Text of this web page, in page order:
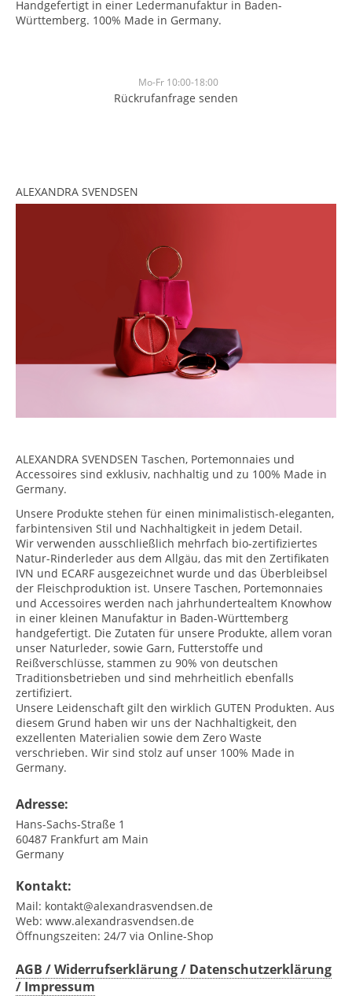
Handgefertigt in einer Ledermanufaktur in Baden-
Württemberg. 100% Made in Germany.
Mo-Fr 10:00-18:00
Rückrufanfrage senden
ALEXANDRA SVENDSEN
ALEXANDRA SVENDSEN Taschen, Portemonnaies und
Accessoires sind exklusiv, nachhaltig und zu 100% Made in
Germany.
Unsere Produkte stehen für einen minimalistisch-eleganten,
farbintensiven Stil und Nachhaltigkeit in jedem Detail.
Wir verwenden ausschließlich mehrfach bio-zertifiziertes
Natur-Rinderleder aus dem Allgäu, das mit den Zertifikaten
IVN und ECARF ausgezeichnet wurde und das Überbleibsel
der Fleischproduktion ist. Unsere Taschen, Portemonnaies
und Accessoires werden nach jahrhundertealtem Knowhow
in einer kleinen Manufaktur in Baden-Württemberg
handgefertigt. Die Zutaten für unsere Produkte, allem voran
unser Naturleder, sowie Garn, Futterstoffe und
Reißverschlüsse, stammen zu 90% von deutschen
Traditionsbetrieben und sind mehrheitlich ebenfalls
zertifiziert.
Unsere Leidenschaft gilt den wirklich GUTEN Produkten. Aus
diesem Grund haben wir uns der Nachhaltigkeit, den
exzellenten Materialien sowie dem Zero Waste
verschrieben. Wir sind stolz auf unser 100% Made in
Germany.
Adresse:
Hans-Sachs-Straße 1
60487 Frankfurt am Main
Germany
Kontakt:
Mail: kontakt@alexandrasvendsen.de
Web: www.alexandrasvendsen.de
Öffnungszeiten: 24/7 via Online-Shop
AGB / Widerrufserklärung / Datenschutzerklärung
/ Impressum